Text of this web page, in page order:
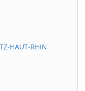
HAUT-RHIN